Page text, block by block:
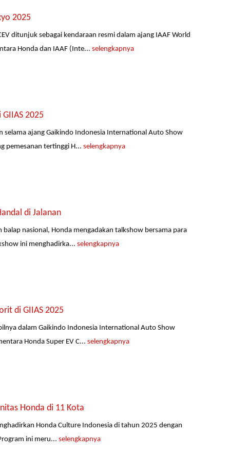
2025
ditunjuk sebagai kendaraan resmi dalam ajang IAAF World
Honda dan IAAF (Inte... selengkapnya
2025
ajang Gaikindo Indonesia International Auto Show
pemesanan tertinggi H... selengkapnya
di Jalanan
nasional, Honda mengadakan talkshow bersama para
ini menghadirka... selengkapnya
di GIIAS 2025
dalam Gaikindo Indonesia International Auto Show
Honda Super EV C... selengkapnya
Honda di 11 Kota
Honda Culture Indonesia di tahun 2025 dengan
ini meru... selengkapnya